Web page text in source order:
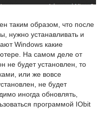
таким образом, что после
нужно устанавливать и
Windows какие
На самом деле от
не будет установлен, то
или же вовсе
не будет
иногда обновлять,
программой IObit